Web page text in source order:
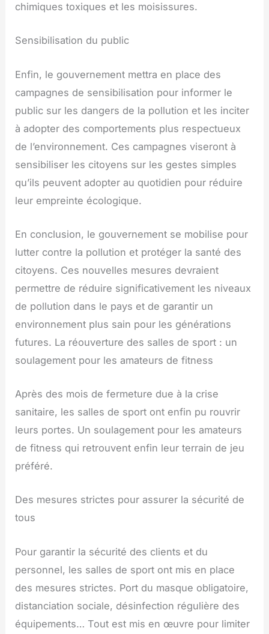
chimiques toxiques et les moisissures.
Sensibilisation du public
Enfin, le gouvernement mettra en place des
campagnes de sensibilisation pour informer le
public sur les dangers de la pollution et les inciter
à adopter des comportements plus respectueux
de l’environnement. Ces campagnes viseront à
sensibiliser les citoyens sur les gestes simples
qu’ils peuvent adopter au quotidien pour réduire
leur empreinte écologique.
En conclusion, le gouvernement se mobilise pour
lutter contre la pollution et protéger la santé des
citoyens. Ces nouvelles mesures devraient
permettre de réduire significativement les niveaux
de pollution dans le pays et de garantir un
environnement plus sain pour les générations
futures. La réouverture des salles de sport : un
soulagement pour les amateurs de fitness
Après des mois de fermeture due à la crise
sanitaire, les salles de sport ont enfin pu rouvrir
leurs portes. Un soulagement pour les amateurs
de fitness qui retrouvent enfin leur terrain de jeu
préféré.
Des mesures strictes pour assurer la sécurité de
tous
Pour garantir la sécurité des clients et du
personnel, les salles de sport ont mis en place
des mesures strictes. Port du masque obligatoire,
distanciation sociale, désinfection régulière des
équipements… Tout est mis en œuvre pour limiter